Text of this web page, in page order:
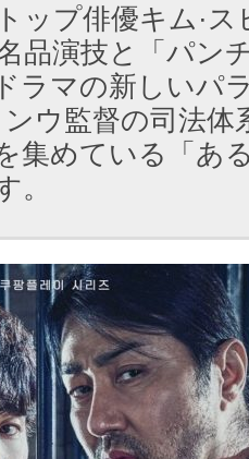
ップ俳優キム·ス
品演技と「パン
ラマの新しいパ
ウ監督の司法体
集めている「あ
。